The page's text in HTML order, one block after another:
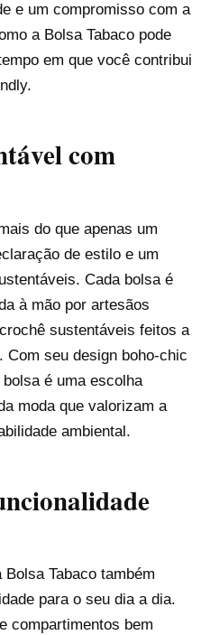
e um compromisso com a
a Bolsa Tabaco pode
em que você contribui
com
do que apenas um
de estilo e um
Cada bolsa é
à mão por artesãos
sustentáveis feitos a
seu design boho-chic
é uma escolha
moda que valorizam a
ambiental.
Tabaco também
para o seu dia a dia.
compartimentos bem